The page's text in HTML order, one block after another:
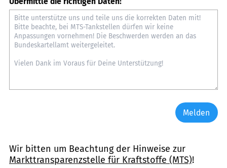
Melden
Wir bitten um Beachtung der Hinweise zur
Markttransparenzstelle für Kraftstoffe (MTS)!